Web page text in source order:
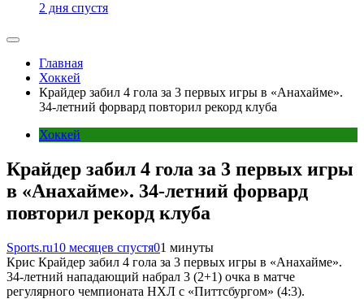
2 дня спустя
Главная
Хоккей
Крайдер забил 4 гола за 3 первых игры в «Анахайме».
34-летний форвард повторил рекорд клуба
Хоккей
Крайдер забил 4 гола за 3 первых игры
в «Анахайме». 34-летний форвард
повторил рекорд клуба
Sports.ru10 месяцев спустя01 минуты
Крис Крайдер забил 4 гола за 3 первых игры в «Анахайме».
34-летний нападающий набрал 3 (2+1) очка в матче
регулярного чемпионата НХЛ с «Питтсбургом» (4:3).